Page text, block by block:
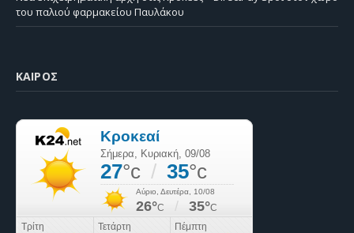
του παλιού φαρμακείου Παυλάκου
ΚΑΙΡΌΣ